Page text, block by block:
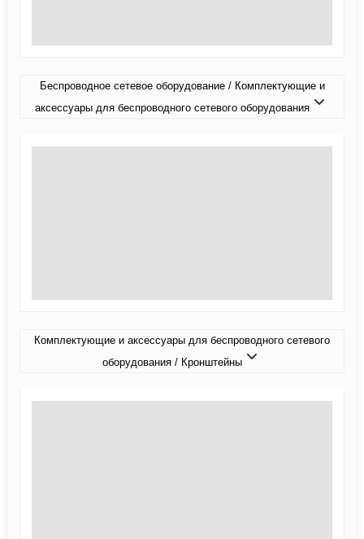
Беспроводное сетевое оборудование / Комплектующие и
аксессуары для беспроводного сетевого оборудования
Комплектующие и аксессуары для беспроводного сетевого
оборудования / Кронштейны